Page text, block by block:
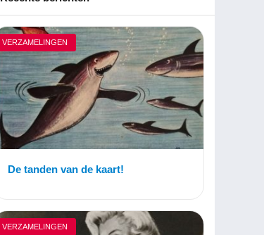
VERZAMELINGEN
De tanden van de kaart!
VERZAMELINGEN